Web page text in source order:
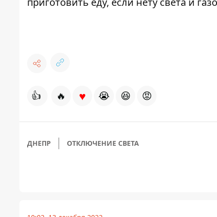
👍 🔥 ♥ 😭 😆 😡
ДНЕПР ОТКЛЮЧЕНИЕ СВЕТА